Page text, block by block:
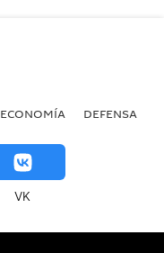
ECONOMÍA DEFENSA
VK